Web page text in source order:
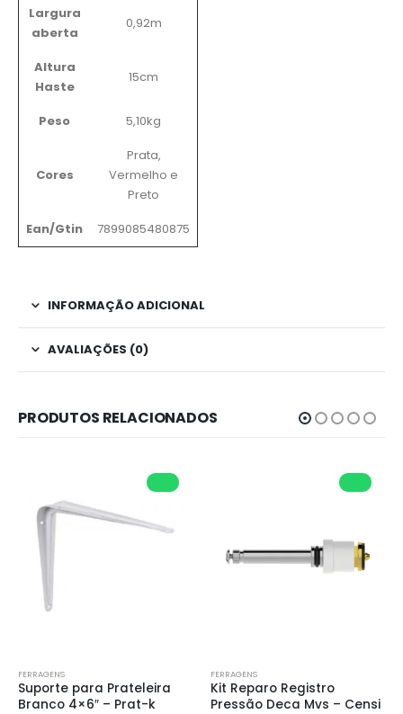
Largura
aberta
0,92m
Altura
Haste
15cm
Peso 5,10kg
Cores
Prata,
Vermelho e
Preto
Ean/Gtin
7899085480875
INFORMAÇÃO ADICIONAL
AVALIAÇÕES (0)
PRODUTOS RELACIONADOS
FERRAGENS
Suporte para Prateleira
Branco 4×6″ – Prat-k
FERRAGENS
Kit Reparo Registro
Pressão Deca Mvs – Censi